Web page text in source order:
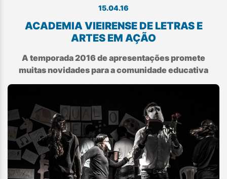
15.04.16
ACADEMIA VIEIRENSE DE LETRAS E
ARTES EM AÇÃO
A temporada 2016 de apresentações promete
muitas novidades para a comunidade educativa